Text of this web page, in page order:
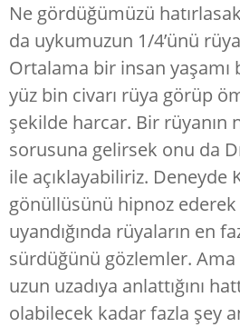
Ne gördüğümüzü
da uykumuzun 1/4’ünü
Ortalama bir insan yaşamı
yüz bin civarı rüya görüp
şekilde harcar. Bir rüyanın
sorusuna gelirsek onu da
ile açıklayabiliriz. Deneyde
gönüllüsünü hipnoz
uyandığında rüyaların en
sürdüğünü gözlemler. Ama
uzun uzadıya anlattığını
olabilecek kadar fazla şey